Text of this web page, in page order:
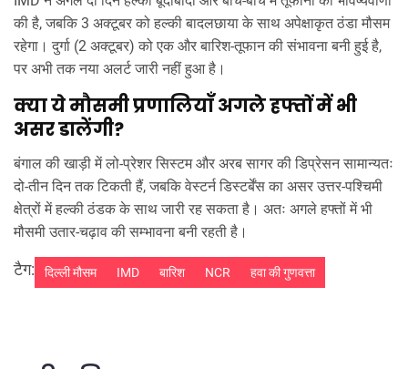
की है, जबकि 3 अक्टूबर को हल्की बादलछाया के साथ अपेक्षाकृत ठंडा मौसम
रहेगा। दुर्गा (2 अक्टूबर) को एक और बारिश‑तूफान की संभावना बनी हुई है,
पर अभी तक नया अलर्ट जारी नहीं हुआ है।
क्या ये मौसमी प्रणालियाँ अगले हफ्तों में भी
असर डालेंगी?
बंगाल की खाड़ी में लो‑प्रेशर सिस्टम और अरब सागर की डिप्रेसन सामान्यतः
दो‑तीन दिन तक टिकती हैं, जबकि वेस्टर्न डिस्टर्बेंस का असर उत्तर‑पश्चिमी
क्षेत्रों में हल्की ठंडक के साथ जारी रह सकता है। अतः अगले हफ्तों में भी
मौसमी उतार‑चढ़ाव की सम्भावना बनी रहती है।
टैग: दिल्ली मौसम IMD बारिश NCR हवा की गुणवत्ता